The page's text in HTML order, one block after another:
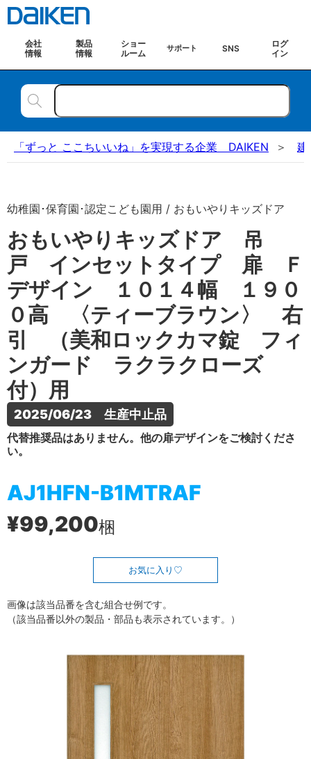
会社
情報
製品
情報
ショー
ルーム
サポート SNS
ログ
イン
「ずっと ここちいいね」を実現する企業 DAIKEN 建
幼稚園･保育園･認定こども園用 / おもいやりキッズドア
おもいやりキッズドア 吊
戸 インセットタイプ 扉 Ｆ
デザイン １０１４幅 １９０
０高 〈ティーブラウン〉 右
引 （美和ロックカマ錠 フィ
ンガード ラクラクローズ
付）用
2025/06/23　生産中止品
代替推奨品はありません。他の扉デザインをご検討くださ
い。
AJ1HFN-B1MTRAF
¥99,200梱
お気に入り
画像は該当品番を含む組合せ例です。
（該当品番以外の製品・部品も表示されています。）